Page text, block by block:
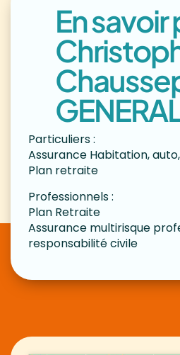
En savoir
Particuliers :
Assurance Habitation,
Plan retraite
Professionnels :
Plan Retraite
Assurance multirisque
responsabilité civile